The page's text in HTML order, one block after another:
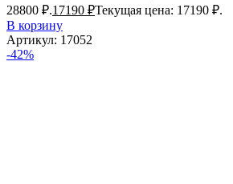
28800 ₽.17190 ₽Текущая цена: 17190 ₽.
В корзину
Артикул: 17052
-42%